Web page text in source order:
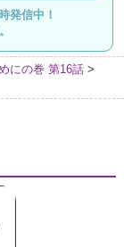
発信中！
にの巻 第16話 >